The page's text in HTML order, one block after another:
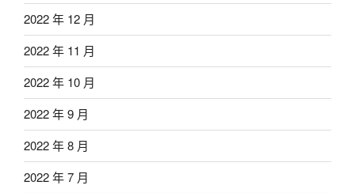
2022 年 12 月
2022 年 11 月
2022 年 10 月
2022 年 9 月
2022 年 8 月
2022 年 7 月